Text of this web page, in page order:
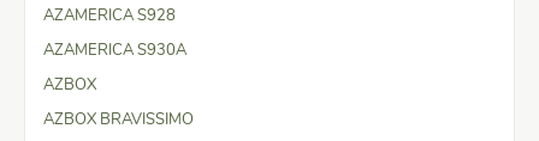
AZAMERICA S928
AZAMERICA S930A
AZBOX
AZBOX BRAVISSIMO